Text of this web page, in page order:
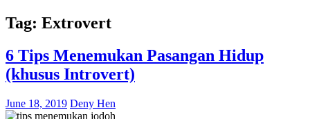
Tag: Extrovert
6 Tips Menemukan Pasangan Hidup
(khusus Introvert)
June 18, 2019 Deny Hen